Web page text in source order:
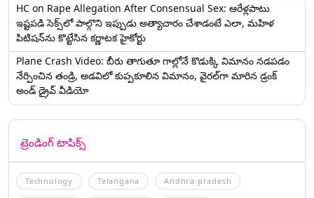
HC on Rape Allegation After Consensual Sex: ఆరేళ్లపాటు
ఇష్టపడి సెక్స్‌లో పాల్గొని ఇప్పుడు అత్యాచారం చేశాడంటే ఎలా, మహిళ
పిటిషన్‌ను కొట్టేసిన కర్ణాటక హైకోర్టు
Plane Crash Video: బీరు తాగుతూ గాల్లోనే కొడుక్కి విమానం నడపడం
నేర్పించిన తండ్రి, అడవిలో కుప్పకూలిన విమానం, వైరల్‌గా మారిన డ్రంక్‌
అండ్ డ్రైవ్ వీడియో
ట్రెండింగ్ టాపిక్స్
Technology Telangana Andhra pradesh